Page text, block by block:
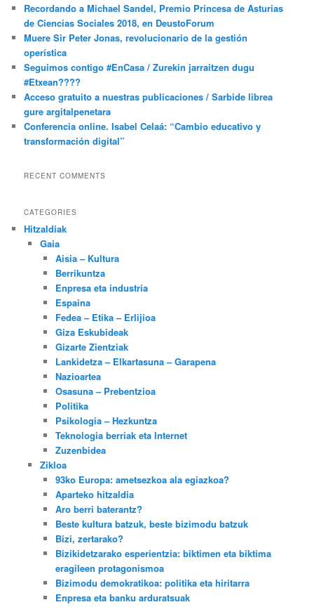
Recordando a Michael Sandel, Premio Princesa de Asturias
de Ciencias Sociales 2018, en DeustoForum
Muere Sir Peter Jonas, revolucionario de la gestión
operística
Seguimos contigo #EnCasa / Zurekin jarraitzen dugu
#Etxean????
Acceso gratuito a nuestras publicaciones / Sarbide librea
gure argitalpenetara
Conferencia online. Isabel Celaá: “Cambio educativo y
transformación digital”
RECENT COMMENTS
CATEGORIES
Hitzaldiak
Gaia
Aisia – Kultura
Berrikuntza
Enpresa eta industria
Espaina
Fedea – Etika – Erlijioa
Giza Eskubideak
Gizarte Zientziak
Lankidetza – Elkartasuna – Garapena
Nazioartea
Osasuna – Prebentzioa
Politika
Psikologia – Hezkuntza
Teknologia berriak eta Internet
Zuzenbidea
Zikloa
93ko Europa: ametsezkoa ala egiazkoa?
Aparteko hitzaldia
Aro berri baterantz?
Beste kultura batzuk, beste bizimodu batzuk
Bizi, zertarako?
Bizikidetzarako esperientzia: biktimen eta biktima
eragileen protagonismoa
Bizimodu demokratikoa: politika eta hiritarra
Enpresa eta banku arduratsuak